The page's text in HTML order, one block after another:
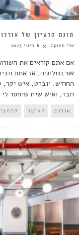
הוגה הרעיון של
טלי חתוקה 6 ביוני 2023
אם אתם קוראים את
אורבנולוגיה, אז אתם
החודש. יוברט, איש יקר,
חבר, ואיש שיח שיחסר לי
אודות לאתגר